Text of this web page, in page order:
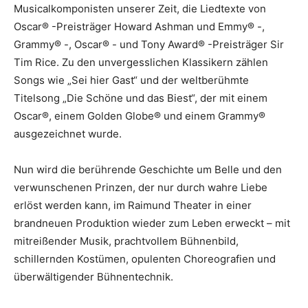
Musicalkomponisten unserer Zeit, die Liedtexte von
Oscar® -Preisträger Howard Ashman und Emmy® -,
Grammy® -, Oscar® - und Tony Award® -Preisträger Sir
Tim Rice. Zu den unvergesslichen Klassikern zählen
Songs wie „Sei hier Gast“ und der weltberühmte
Titelsong „Die Schöne und das Biest“, der mit einem
Oscar®, einem Golden Globe® und einem Grammy®
ausgezeichnet wurde.
Nun wird die berührende Geschichte um Belle und den
verwunschenen Prinzen, der nur durch wahre Liebe
erlöst werden kann, im Raimund Theater in einer
brandneuen Produktion wieder zum Leben erweckt – mit
mitreißender Musik, prachtvollem Bühnenbild,
schillernden Kostümen, opulenten Choreografien und
überwältigender Bühnentechnik.